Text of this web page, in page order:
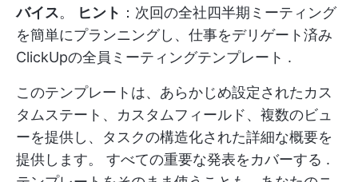
バイス。 ヒント ：次回の全社四半期ミーティング
を簡単にプランニングし、仕事をデリゲート済み
ClickUpの全員ミーティングテンプレート .
このテンプレートは、あらかじめ設定されたカス
タムステート、カスタムフィールド、複数のビュ
ーを提供し、タスクの構造化された詳細な概要を
提供します。 すべての重要な発表をカバーする .